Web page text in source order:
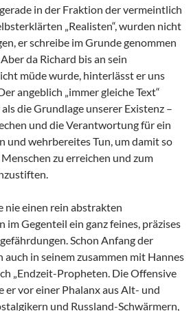
in der Fraktion der vermeintlich
„Realisten“, wurden nicht
er schreibe im Grunde genommen
da Richard bis an sein
müde wurde, hinterlässt er uns
angeblich „immer gleiche Text“
die Grundlage unserer Existenz –
und die Verantwortung für ein
und wehrbereites Tun, um damit so
zu erreichen und zum
nie einen rein abstrakten
im Gegenteil ein ganz feines, präzises
Schon Anfang der
auch in seinem zusammen mit Hannes
„Endzeit-Propheten. Die Offensive
er vor einer Phalanx aus Alt- und
und Russland-Schwärmern,